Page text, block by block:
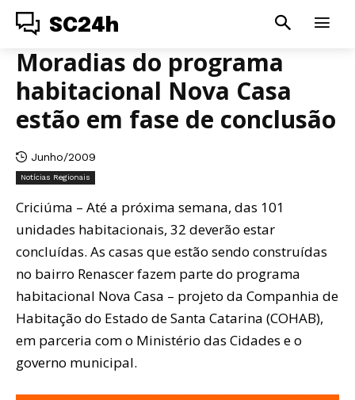
SC24h
Moradias do programa
habitacional Nova Casa
estão em fase de conclusão
Junho/2009
Notícias Regionais
Criciúma – Até a próxima semana, das 101
unidades habitacionais, 32 deverão estar
concluídas. As casas que estão sendo construídas
no bairro Renascer fazem parte do programa
habitacional Nova Casa – projeto da Companhia de
Habitação do Estado de Santa Catarina (COHAB),
em parceria com o Ministério das Cidades e o
governo municipal.